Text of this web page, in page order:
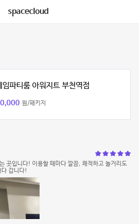
spacecloud
임파티룸 아워지트 부천역점
원/패키지
곳입니다! 이용할 때마다 깔끔, 쾌적하고 놀거리도
갑니다!